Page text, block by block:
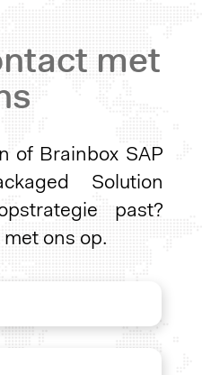
met
of Brainbox SAP
Solution
past?
ons op.